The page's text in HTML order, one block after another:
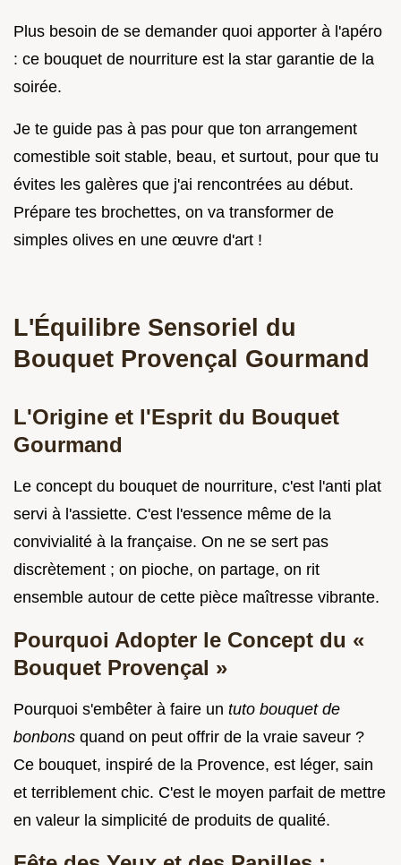
Plus besoin de se demander quoi apporter à l'apéro
: ce bouquet de nourriture est la star garantie de la
soirée.
Je te guide pas à pas pour que ton arrangement
comestible soit stable, beau, et surtout, pour que tu
évites les galères que j'ai rencontrées au début.
Prépare tes brochettes, on va transformer de
simples olives en une œuvre d'art !
L'Équilibre Sensoriel du
Bouquet Provençal Gourmand
L'Origine et l'Esprit du Bouquet
Gourmand
Le concept du bouquet de nourriture, c'est l'anti plat
servi à l'assiette. C'est l'essence même de la
convivialité à la française. On ne se sert pas
discrètement ; on pioche, on partage, on rit
ensemble autour de cette pièce maîtresse vibrante.
Pourquoi Adopter le Concept du «
Bouquet Provençal »
Pourquoi s'embêter à faire un tuto bouquet de
bonbons quand on peut offrir de la vraie saveur ?
Ce bouquet, inspiré de la Provence, est léger, sain
et terriblement chic. C'est le moyen parfait de mettre
en valeur la simplicité de produits de qualité.